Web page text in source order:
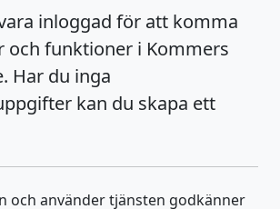
inloggad för att komma
och funktioner i Kommers
Har du inga
kan du skapa ett
och använder tjänsten godkänner